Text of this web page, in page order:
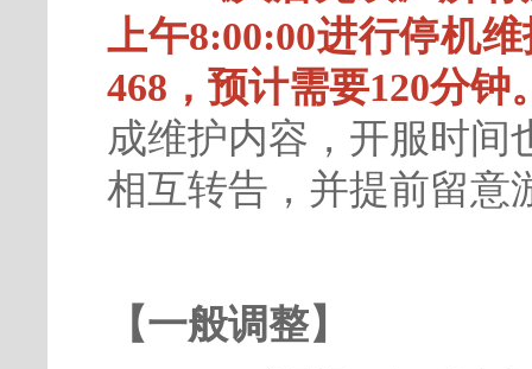
上午8:00:00进行停机
468，预计需要120分钟
成维护内容，开服时间
相互转告，并提前留意
【一般调整】